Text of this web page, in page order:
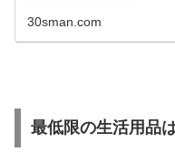
30sman.com
最低限の生活用品